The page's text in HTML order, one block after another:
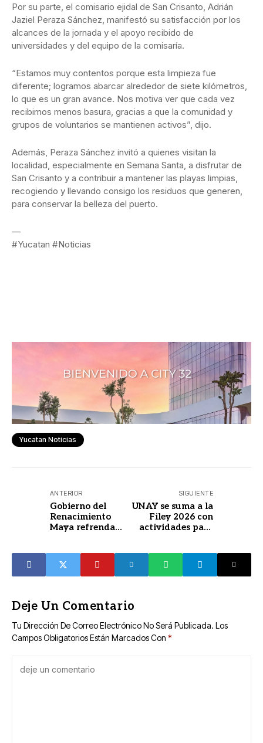
Por su parte, el comisario ejidal de San Crisanto, Adrián
Jaziel Peraza Sánchez, manifestó su satisfacción por los
alcances de la jornada y el apoyo recibido de
universidades y del equipo de la comisaría.
“Estamos muy contentos porque esta limpieza fue
diferente; logramos abarcar alrededor de siete kilómetros,
lo que es un gran avance. Nos motiva ver que cada vez
recibimos menos basura, gracias a que la comunidad y
grupos de voluntarios se mantienen activos”, dijo.
Además, Peraza Sánchez invitó a quienes visitan la
localidad, especialmente en Semana Santa, a disfrutar de
San Crisanto y a contribuir a mantener las playas limpias,
recogiendo y llevando consigo los residuos que generen,
para conservar la belleza del puerto.
—
#Yucatan #Noticias
Yucatan Noticias
ANTERIOR
Gobierno del
Renacimiento
Maya refrenda
dignidad de las
mujeres
SIGUIENTE
UNAY se suma a la
Filey 2026 con
actividades para
Deje Un Comentario
Tu Dirección De Correo Electrónico No Será Publicada. Los
Campos Obligatorios Están Marcados Con *